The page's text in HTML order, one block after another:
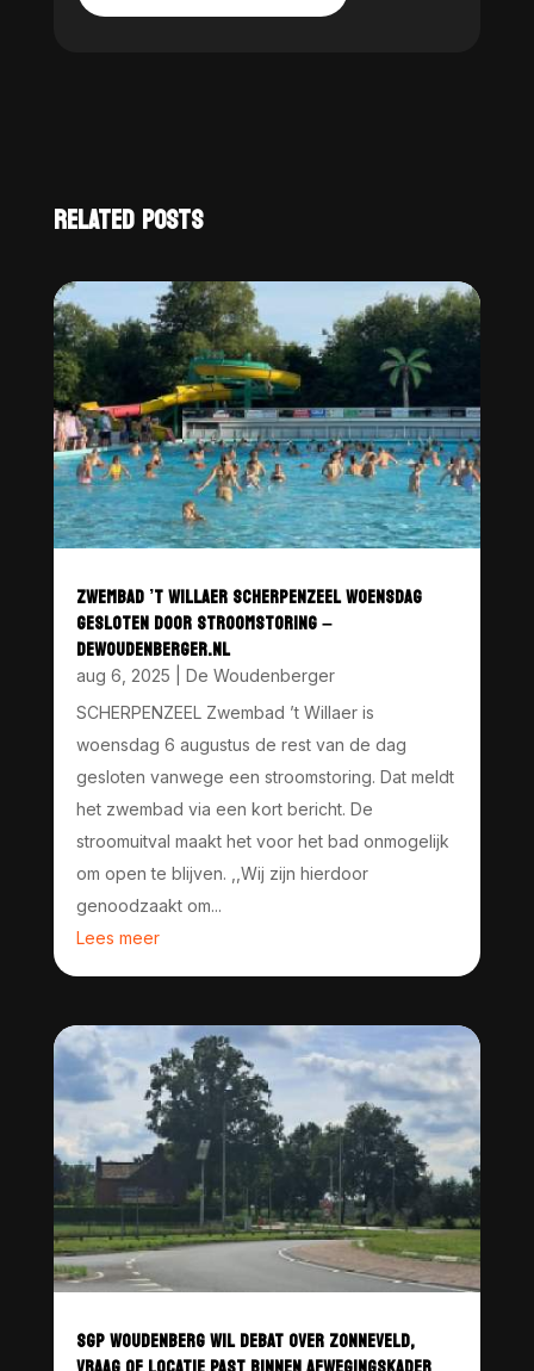
RELATED POSTS
ZWEMBAD ’T WILLAER SCHERPENZEEL WOENSDAG
GESLOTEN DOOR STROOMSTORING –
DEWOUDENBERGER.NL
aug 6, 2025
De Woudenberger
SCHERPENZEEL Zwembad ’t Willaer is
woensdag 6 augustus de rest van de dag
gesloten vanwege een stroomstoring. Dat meldt
het zwembad via een kort bericht. De
stroomuitval maakt het voor het bad onmogelijk
om open te blijven. ,,Wij zijn hierdoor
genoodzaakt om...
Lees meer
SGP WOUDENBERG WIL DEBAT OVER ZONNEVELD,